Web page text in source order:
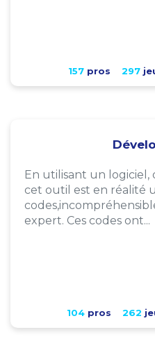
157pros 297
En utilisant un
cet outil est en réalité
expert. Ces codes ont...
104pros 262